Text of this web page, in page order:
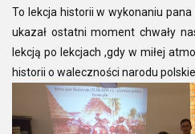
To lekcja historii w wykonaniu pana
ukazał ostatni moment chwały
lekcją po lekcjach ,gdy w miłej
historii o waleczności narodu